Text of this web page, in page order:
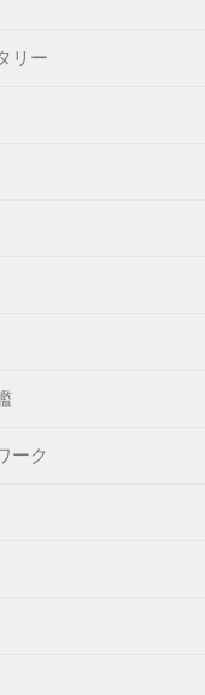
リー
ーク